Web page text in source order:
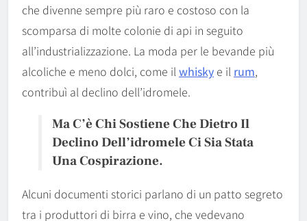
che divenne sempre più raro e costoso con la
scomparsa di molte colonie di api in seguito
all’industrializzazione. La moda per le bevande più
alcoliche e meno dolci, come il whisky e il rum,
contribuì al declino dell’idromele.
Ma C’è Chi Sostiene Che Dietro Il
Declino Dell’idromele Ci Sia Stata
Una Cospirazione.
Alcuni documenti storici parlano di un patto segreto
tra i produttori di birra e vino, che vedevano